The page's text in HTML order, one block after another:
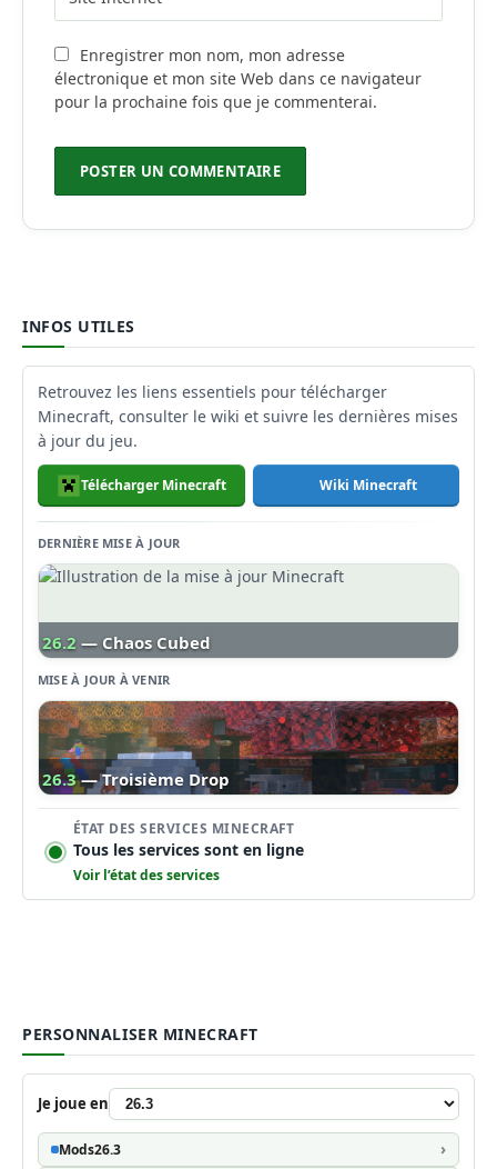
Enregistrer mon nom, mon adresse
électronique et mon site Web dans ce navigateur
pour la prochaine fois que je commenterai.
INFOS UTILES
Retrouvez les liens essentiels pour télécharger
Minecraft, consulter le wiki et suivre les dernières mises
à jour du jeu.
Télécharger Minecraft Wiki Minecraft
DERNIÈRE MISE À JOUR
26.2 — Chaos Cubed
MISE À JOUR À VENIR
26.3 — Troisième Drop
ÉTAT DES SERVICES MINECRAFT
Tous les services sont en ligne
Voir l’état des services
PERSONNALISER MINECRAFT
Je joue en
Mods26.3